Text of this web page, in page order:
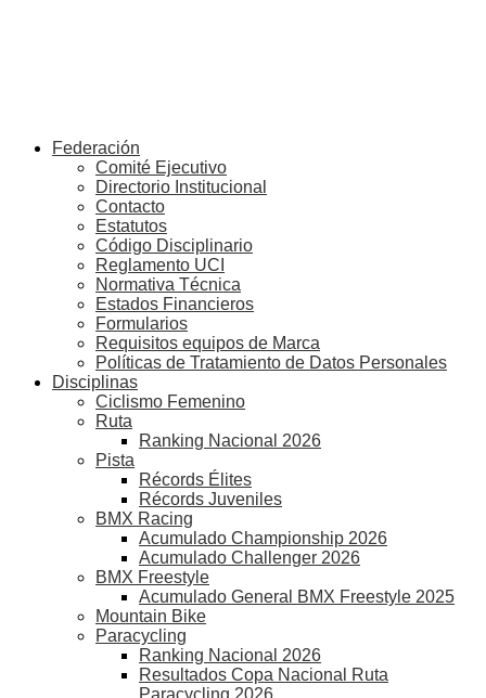
Federación
Comité Ejecutivo
Directorio Institucional
Contacto
Estatutos
Código Disciplinario
Reglamento UCI
Normativa Técnica
Estados Financieros
Formularios
Requisitos equipos de Marca
Políticas de Tratamiento de Datos Personales
Disciplinas
Ciclismo Femenino
Ruta
Ranking Nacional 2026
Pista
Récords Élites
Récords Juveniles
BMX Racing
Acumulado Championship 2026
Acumulado Challenger 2026
BMX Freestyle
Acumulado General BMX Freestyle 2025
Mountain Bike
Paracycling
Ranking Nacional 2026
Resultados Copa Nacional Ruta
Paracycling 2026